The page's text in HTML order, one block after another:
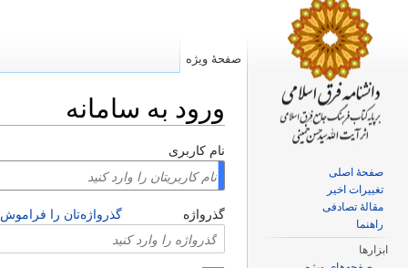
ورود به سامانه
نام کاربری
گذرواژه گذرواژه‌تان را
صفحهٔ ویژه
صفحهٔ اصلی
تغییرات اخیر
مقالهٔ تصادفی
راهنما
ابزارها